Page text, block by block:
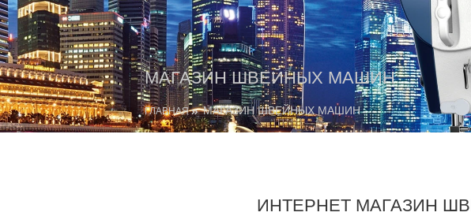
МАГАЗИН ШВЕЙНЫХ МАШИН
ГЛАВНАЯ МАГАЗИН ШВЕЙНЫХ МАШИН
ИНТЕРНЕТ МАГАЗИН